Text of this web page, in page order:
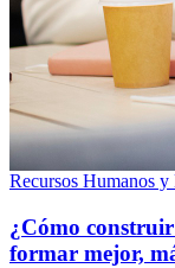
Recursos Humanos
¿Cómo
formar mejor,